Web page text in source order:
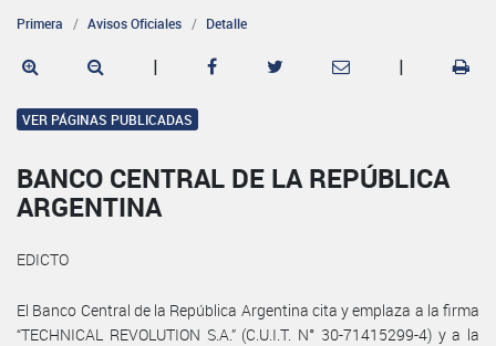
Primera Avisos Oficiales Detalle
| |
VER PÁGINAS PUBLICADAS
BANCO CENTRAL DE LA REPÚBLICA
ARGENTINA
EDICTO
El Banco Central de la República Argentina cita y emplaza a la firma
“TECHNICAL REVOLUTION S.A.” (C.U.I.T. N° 30-71415299-4) y a la